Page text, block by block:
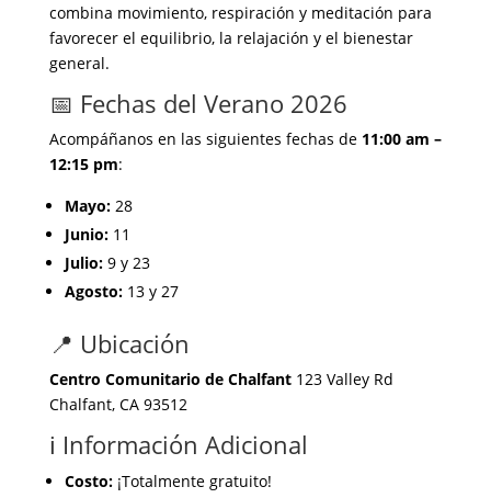
combina movimiento, respiración y meditación para
favorecer el equilibrio, la relajación y el bienestar
general.
📅 Fechas del Verano 2026
Acompáñanos en las siguientes fechas de 11:00 am –
12:15 pm:
Mayo:28
Junio:11
Julio:9 y 23
Agosto:13 y 27
📍 Ubicación
Centro Comunitario de Chalfant123 Valley Rd
Chalfant, CA 93512
ℹ️ Información Adicional
Costo:¡Totalmente gratuito!